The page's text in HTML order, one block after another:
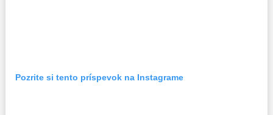
Pozrite si tento príspevok na Instagrame